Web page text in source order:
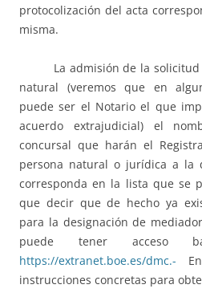
protocolización del acta
misma.
La admisión de la solicitud
natural (veremos que en
puede ser el Notario el que
acuerdo extrajudicial) el
concursal que harán el
persona natural o jurídica a la
corresponda en la lista que se
que decir que de hecho ya
para la designación de
puede tener acceso
https://extranet.boe.es/dmc.-
instrucciones concretas para